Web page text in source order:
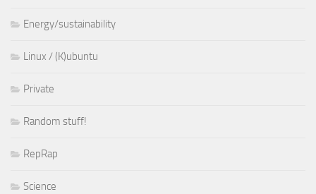
Energy/sustainability
Linux / (K)ubuntu
Private
Random stuff!
RepRap
Science